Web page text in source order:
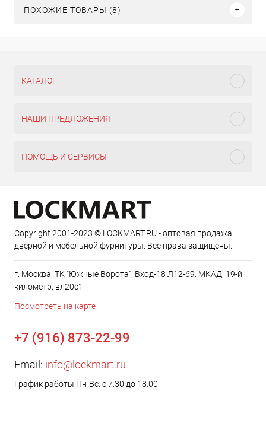
ПОХОЖИЕ ТОВАРЫ (8)
КАТАЛОГ
НАШИ ПРЕДЛОЖЕНИЯ
ПОМОЩЬ И СЕРВИСЫ
Copyright 2001-2023 © LOCKMART.RU - оптовая продажа
дверной и мебельной фурнитуры. Все права защищены.
г. Москва, ТК "Южные Ворота", Вход-18 Л12-69. МКАД, 19-й
километр, вл20с1
Посмотреть на карте
+7 (916) 873-22-99
Email: info@lockmart.ru
График работы Пн-Вс: с 7:30 до 18:00